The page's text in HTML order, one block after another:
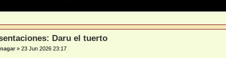
Daru el tuerto
»23 Jun 2026 23:17